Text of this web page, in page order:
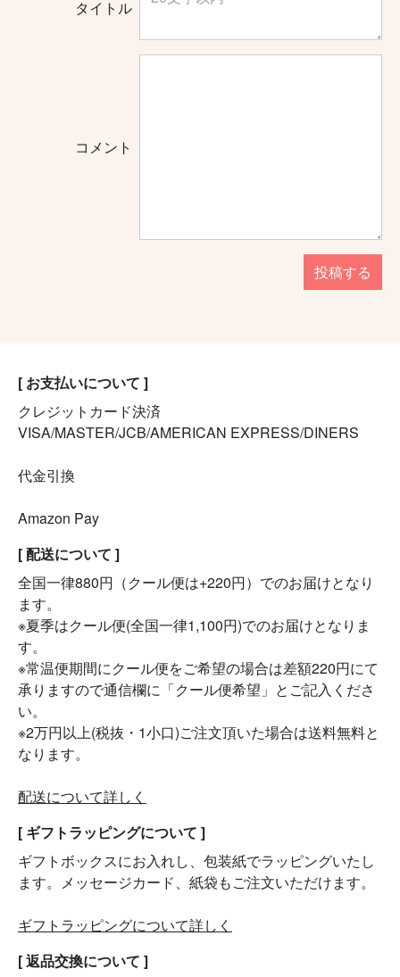
タイトル
コメント
投稿する
[ お支払いについて ]
クレジットカード決済
VISA/MASTER/JCB/AMERICAN EXPRESS/DINERS
代金引換
Amazon Pay
[ 配送について ]
全国一律880円（クール便は+220円）でのお届けとなり
ます。
※夏季はクール便(全国一律1,100円)でのお届けとなりま
す。
※常温便期間にクール便をご希望の場合は差額220円にて
承りますので通信欄に「クール便希望」とご記入くださ
い。
※2万円以上(税抜・1小口)ご注文頂いた場合は送料無料と
なります。
配送について詳しく
[ ギフトラッピングについて ]
ギフトボックスにお入れし、包装紙でラッピングいたし
ます。メッセージカード、紙袋もご注文いただけます。
ギフトラッピングについて詳しく
[ 返品交換について ]